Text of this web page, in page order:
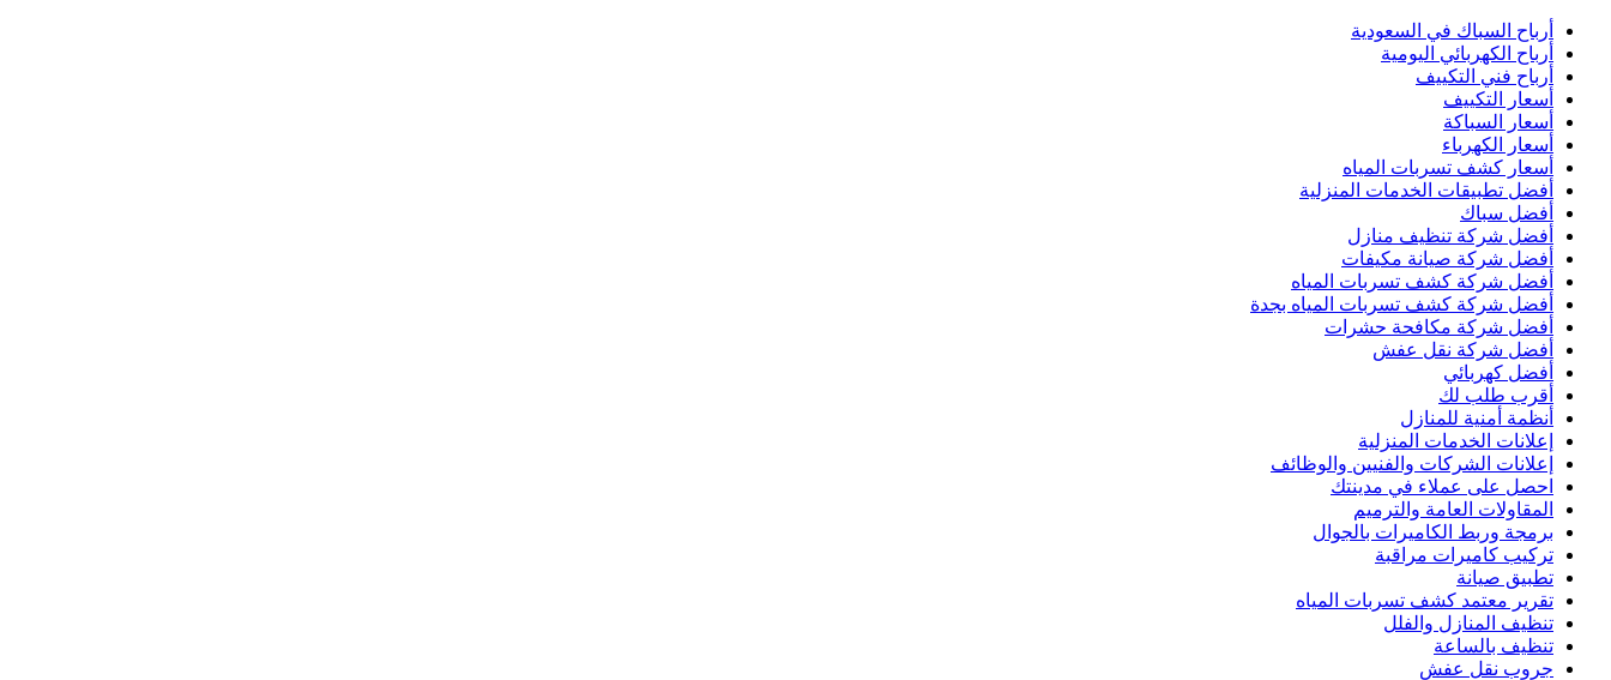
أرباح السباك في السعودية
أرباح الكهربائي اليومية
أرباح فني التكييف
أسعار التكييف
أسعار السباكة
أسعار الكهرباء
أسعار كشف تسربات المياه
أفضل تطبيقات الخدمات المنزلية
أفضل سباك
أفضل شركة تنظيف منازل
أفضل شركة صيانة مكيفات
أفضل شركة كشف تسربات المياه
أفضل شركة كشف تسربات المياه بجدة
أفضل شركة مكافحة حشرات
أفضل شركة نقل عفش
أفضل كهربائي
أقرب طلب لك
أنظمة أمنية للمنازل
إعلانات الخدمات المنزلية
إعلانات الشركات والفنيين والوظائف
احصل على عملاء في مدينتك
المقاولات العامة والترميم
برمجة وربط الكاميرات بالجوال
تركيب كاميرات مراقبة
تطبيق صيانة
تقرير معتمد كشف تسربات المياه
تنظيف المنازل والفلل
تنظيف بالساعة
جروب نقل عفش